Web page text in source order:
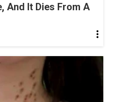
And It Dies From A